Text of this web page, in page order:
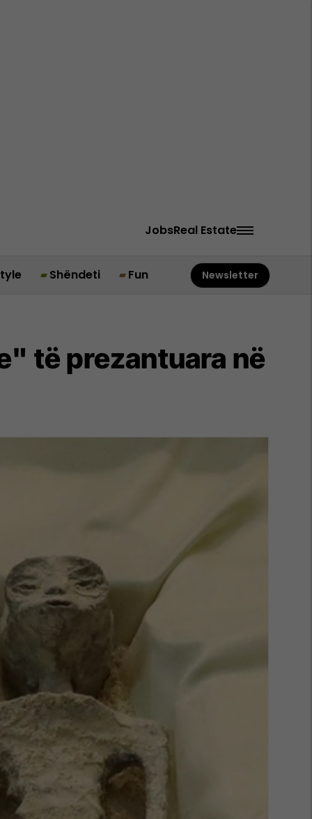
JobsReal Estate
Shëndeti Fun Newsletter
të prezantuara në